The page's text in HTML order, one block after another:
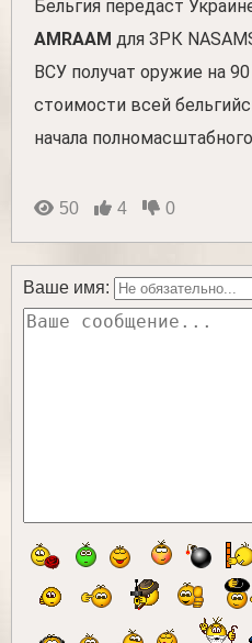
Бельгия передаст
AMRAAM для ЗРК
ВСУ получат оружие на
стоимости всей
начала
50 4 0
Ваше имя: